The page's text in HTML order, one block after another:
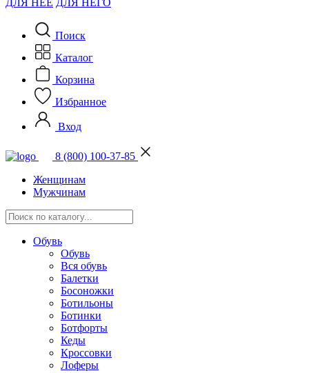
ДЛЯ НЕЕ ДЛЯ НЕГО
Поиск
Каталог
Корзина
Избранное
Вход
8 (800) 100-37-85
Женщинам
Мужчинам
Обувь
Обувь
Вся обувь
Балетки
Босоножки
Ботильоны
Ботинки
Ботфорты
Кеды
Кроссовки
Лоферы